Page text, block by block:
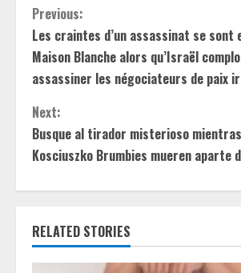
C
o
n
t
i
n
u
e
Previous:
Les craintes d’un assassinat se sont
Maison Blanche alors qu’Israël
assassiner les négociateurs de paix
Next:
Busque al tirador misterioso
Kosciuszko Brumbies mueren aparte
RELATED STORIES